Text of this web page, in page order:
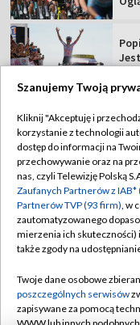
Szanujemy Twoją
Kliknij "Akceptuję i
korzystanie z technologii
dostęp do informacji na
przechowywanie oraz na
nas, czyli Telewizję Polską
Zaufanych Partnerów z
Partnerów TVP (93 firm), w
zautomatyzowanego
mierzenia ich skuteczności)
także zgody na
Twoje dane osobowe
poszczególnych serwisów
zapisywane za pomocą